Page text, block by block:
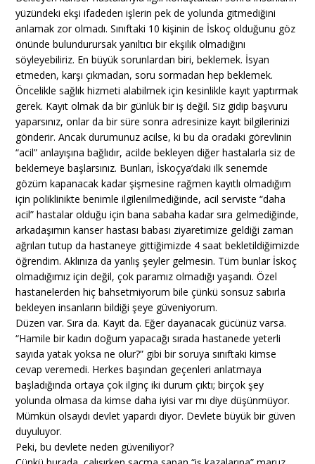
yüzündeki ekşi ifadeden işlerin pek de yolunda gitmediğini
anlamak zor olmadı. Sınıftaki 10 kişinin de İskoç olduğunu göz
önünde bulundurursak yanıltıcı bir ekşilik olmadığını
söyleyebiliriz. En büyük sorunlardan biri, beklemek. İsyan
etmeden, karşı çıkmadan, soru sormadan hep beklemek.
Öncelikle sağlık hizmeti alabilmek için kesinlikle kayıt yaptırmak
gerek. Kayıt olmak da bir günlük bir iş değil. Siz gidip başvuru
yaparsınız, onlar da bir süre sonra adresinize kayıt bilgilerinizi
gönderir. Ancak durumunuz acilse, ki bu da oradaki görevlinin
“acil” anlayışına bağlıdır, acilde bekleyen diğer hastalarla siz de
beklemeye başlarsınız. Bunları, İskoçya’daki ilk senemde
gözüm kapanacak kadar şişmesine rağmen kayıtlı olmadığım
için poliklinikte benimle ilgilenilmediğinde, acil serviste “daha
acil” hastalar olduğu için bana sabaha kadar sıra gelmediğinde,
arkadaşımın kanser hastası babası ziyaretimize geldiği zaman
ağrıları tutup da hastaneye gittiğimizde 4 saat bekletildiğimizde
öğrendim. Aklınıza da yanlış şeyler gelmesin. Tüm bunlar İskoç
olmadığımız için değil, çok paramız olmadığı yaşandı. Özel
hastanelerden hiç bahsetmiyorum bile çünkü sonsuz sabırla
bekleyen insanların bildiği şeye güveniyorum.
Düzen var. Sıra da. Kayıt da. Eğer dayanacak gücünüz varsa.
“Hamile bir kadın doğum yapacağı sırada hastanede yeterli
sayıda yatak yoksa ne olur?” gibi bir soruya sınıftaki kimse
cevap veremedi. Herkes başından geçenleri anlatmaya
başladığında ortaya çok ilginç iki durum çıktı; birçok şey
yolunda olmasa da kimse daha iyisi var mı diye düşünmüyor.
Mümkün olsaydı devlet yapardı diyor. Devlete büyük bir güven
duyuluyor.
Peki, bu devlete neden güveniliyor?